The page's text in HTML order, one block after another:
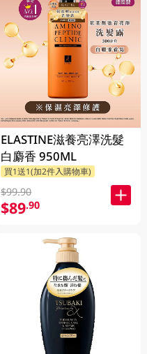
ELASTINE滋養亮澤洗髮
白麝香 950ML
買1送1(加2件入購物車)
$99.90
$89.90